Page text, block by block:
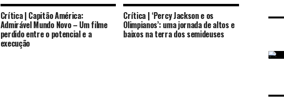
Crítica | Capitão América:
Admirável Mundo Novo – Um filme
perdido entre o potencial e a
execução
Crítica | ‘Percy Jackson e os
Olimpianos’: uma jornada de altos e
baixos na terra dos semideuses